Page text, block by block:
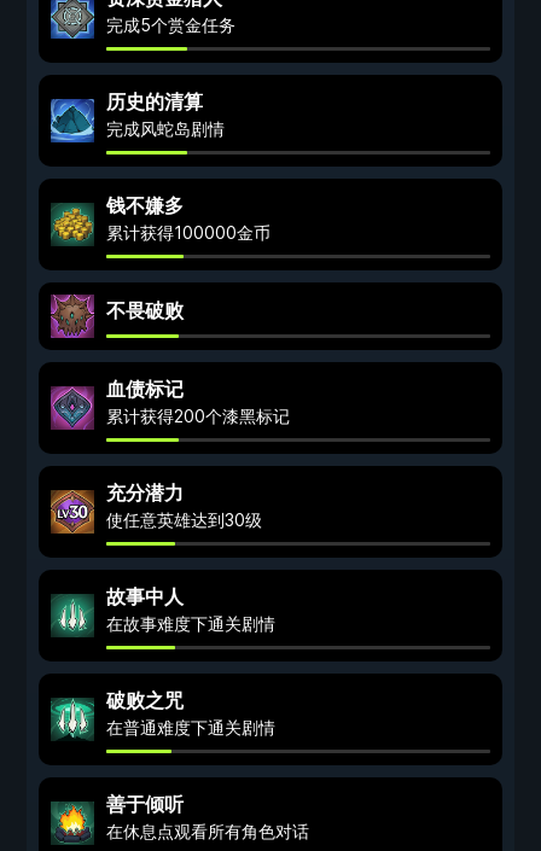
完成5个赏金任务
历史的清算
完成风蛇岛剧情
钱不嫌多
累计获得100000金币
不畏破败
血债标记
累计获得200个漆黑标记
充分潜力
使任意英雄达到30级
故事中人
在故事难度下通关剧情
破败之咒
在普通难度下通关剧情
善于倾听
在休息点观看所有角色对话